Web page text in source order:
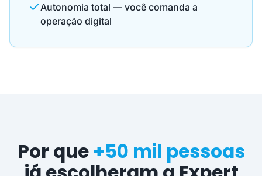
Autonomia total — você comanda a
operação digital
Por que +50 mil pessoas